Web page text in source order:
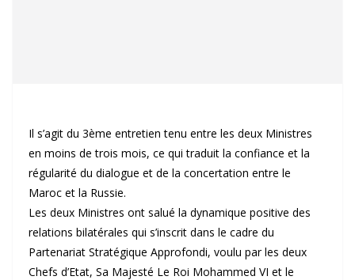
Il s’agit du 3ème entretien tenu entre les deux Ministres
en moins de trois mois, ce qui traduit la confiance et la
régularité du dialogue et de la concertation entre le
Maroc et la Russie.
Les deux Ministres ont salué la dynamique positive des
relations bilatérales qui s’inscrit dans le cadre du
Partenariat Stratégique Approfondi, voulu par les deux
Chefs d’Etat, Sa Majesté Le Roi Mohammed VI et le